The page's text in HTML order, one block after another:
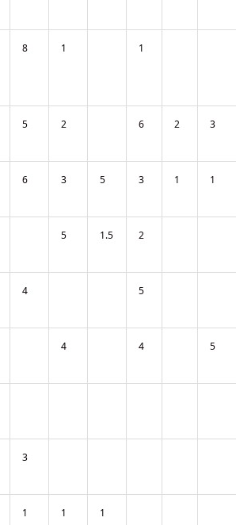
8 1 1
5 2 6 2 3
6 3 5 3 1 1
5 1.5 2
4 5
4 4 5
3
1 1 1